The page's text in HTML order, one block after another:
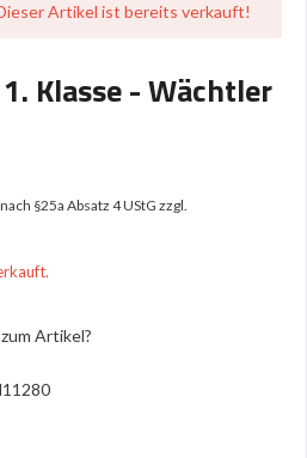
Artikel ist bereits verkauft!
Klasse - Wächtler
§25a Absatz 4 UStG zzgl.
Artikel?